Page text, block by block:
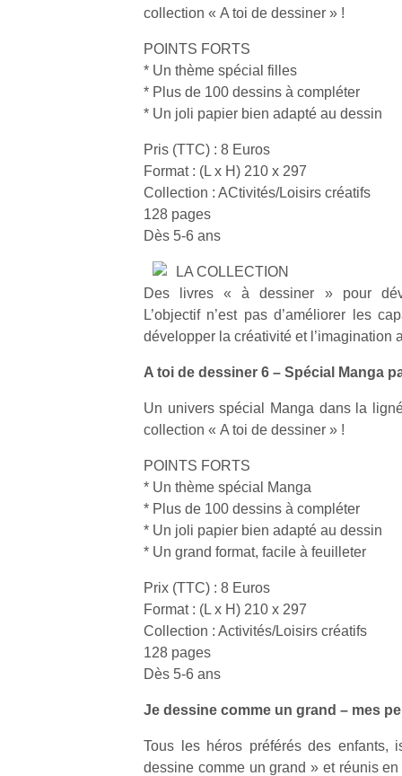
collection « A toi de dessiner » !
POINTS FORTS
* Un thème spécial filles
* Plus de 100 dessins à compléter
* Un joli papier bien adapté au dessin
Pris (TTC) : 8 Euros
Format : (L x H) 210 x 297
Collection : ACtivités/Loisirs créatifs
128 pages
Dès 5-6 ans
LA COLLECTION
Des livres « à dessiner » pour
L’objectif n’est pas d’améliorer les
développer la créativité et l’imagination
A toi de dessiner 6 – Spécial Manga
Un univers spécial Manga dans la
collection « A toi de dessiner » !
POINTS FORTS
* Un thème spécial Manga
* Plus de 100 dessins à compléter
* Un joli papier bien adapté au dessin
* Un grand format, facile à feuilleter
Prix (TTC) : 8 Euros
Format : (L x H) 210 x 297
Collection : Activités/Loisirs créatifs
128 pages
Dès 5-6 ans
Je dessine comme un grand – mes
Tous les héros préférés des enfants,
dessine comme un grand » et réunis